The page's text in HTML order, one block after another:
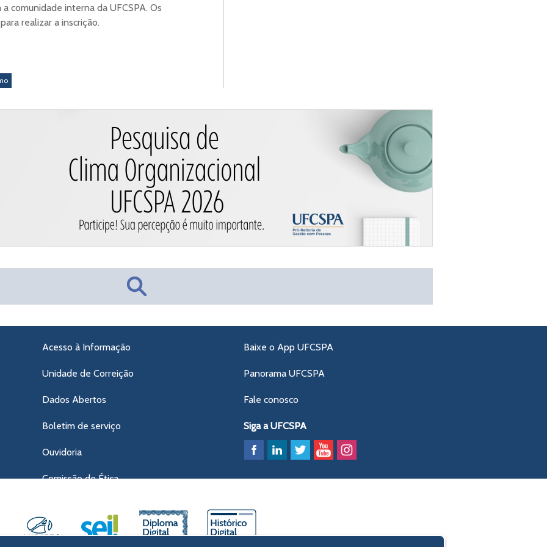
comunidade interna da UFCSPA. Os
realizar a inscrição.
Acesso à Informação
Unidade de Correição
Dados Abertos
Boletim de serviço
Ouvidoria
Comissão de Ética
Baixe o App UFCSPA
Panorama UFCSPA
Fale conosco
Siga a UFCSPA